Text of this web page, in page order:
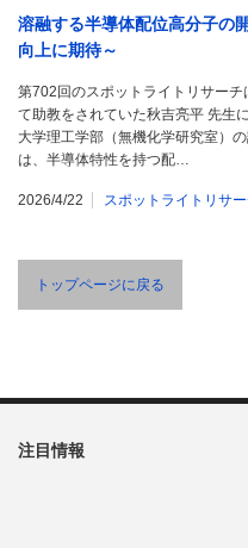
溶融する半導体配位高分子の
向上に期待～
第702回のスポットライトリサー
て助教をされていた秋吉亮平 先生
大学理工学部（無機化学研究室）
は、半導体特性を持つ配…
2026/4/22 スポットライトリサ
トップページに戻る
注目情報